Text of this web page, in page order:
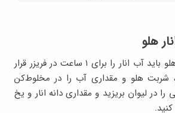
هلو
برای تهیه شربت انار هلو باید آب انار را برای ۱ ساعت در فریزر قرار
شربت هلو و مقداری آب را در مخلوط‌کن
در لیوان بریزید و مقداری دانه انار و یخ